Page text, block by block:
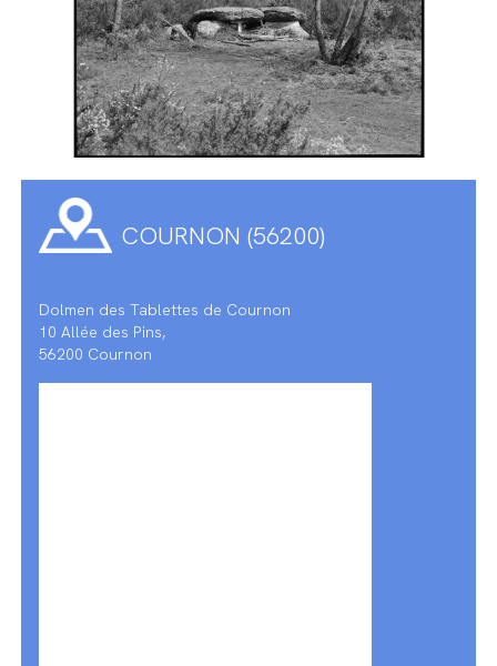
COURNON (56200)
Dolmen des Tablettes de Cournon
10 Allée des Pins,
56200 Cournon